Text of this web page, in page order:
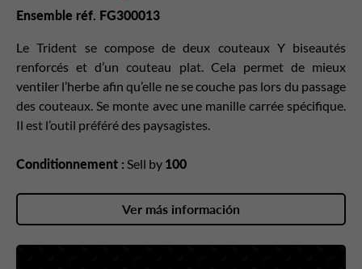
Ensemble réf. FG300013
Le Trident se compose de deux couteaux Y biseautés
renforcés et d’un couteau plat. Cela permet de mieux
ventiler l’herbe afin qu’elle ne se couche pas lors du passage
des couteaux. Se monte avec une manille carrée spécifique.
Il est l’outil préféré des paysagistes.
Conditionnement : Sell by 100
Ver más información